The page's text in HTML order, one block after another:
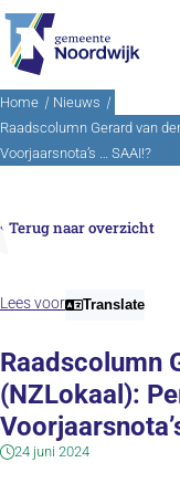
Ga naar de inhoud
Home
Nieuws
Raadscolumn Gerard van
Voorjaarsnota’s … SAAI!?
Terug naar overzicht
Lees voor Translate
Raadscolumn
(NZLokaal):
24 juni 2024